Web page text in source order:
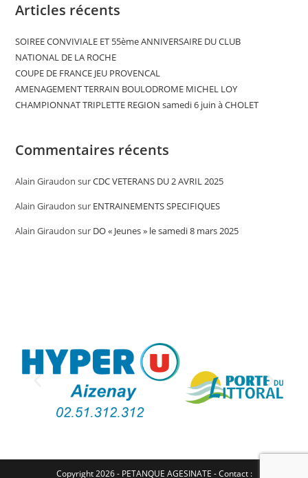
Articles récents
SOIREE CONVIVIALE ET 55ème ANNIVERSAIRE DU CLUB
NATIONAL DE LA ROCHE
COUPE DE FRANCE JEU PROVENCAL
AMENAGEMENT TERRAIN BOULODROME MICHEL LOY
CHAMPIONNAT TRIPLETTE REGION samedi 6 juin à CHOLET
Commentaires récents
Alain Giraudon surCDC VETERANS DU 2 AVRIL 2025
Alain Giraudon sur ENTRAINEMENTS SPECIFIQUES
Alain Giraudon sur DO « Jeunes » le samedi 8 mars 2025
Copyright 2026 - PETANQUE AGESINATE - Contact :